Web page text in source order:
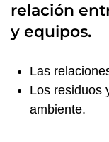
relación
y equipos.
Las
Los residuos
ambiente.